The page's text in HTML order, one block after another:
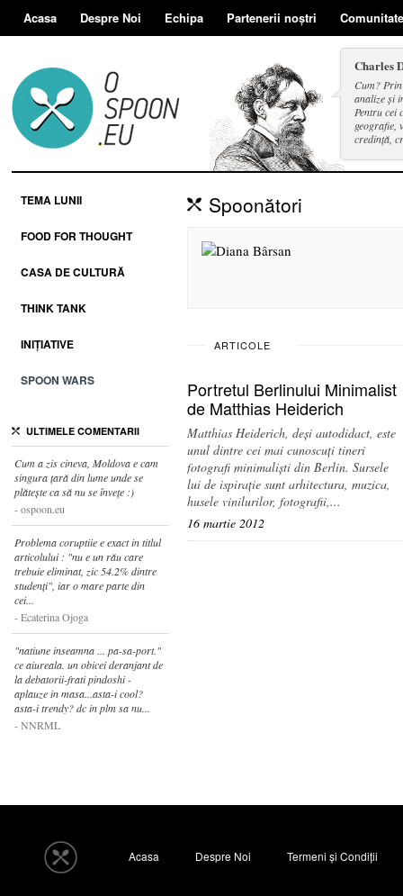
Acasa Despre Noi Echipa Partenerii noștri
Charles
Cum?
analize și
Pentru cei
geografie,
credință,
TEMA LUNII
FOOD FOR THOUGHT
CASA DE CULTURĂ
THINK TANK
INIȚIATIVE
SPOON WARS
ULTIMELE COMENTARII
Cum a zis cineva, Moldova e cam
singura țară din lume unde se
plătește ca să nu se învețe :)
ospoon.eu
Problema coruptiie e exact in titlul
articolului : "nu e un rău care
trebuie eliminat, zic 54.2% dintre
studenți", iar o mare parte din
cei...
Ecaterina Ojoga
"natiune inseamna ... pa-sa-port."
ce aiureala. un obicei deranjant de
la debatorii-frati pindoshi -
aplauze in masa...asta-i cool?
asta-i trendy? dc in plm sa nu...
NNRML
Spoonători
ARTICOLE
Portretul Berlinului Minimalist
de Matthias Heiderich
Matthias Heiderich, deși autodidact, este
unul dintre cei mai cunoscuți tineri
fotografi minimaliști din Berlin. Sursele
lui de ispirație sunt arhitectura, muzica,
husele vinilurilor, fotografii,...
16 martie 2012
Acasa Despre Noi Termeni și Condiții